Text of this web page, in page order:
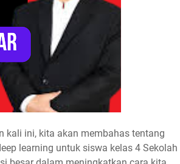
kali ini, kita akan membahas tentang
learning untuk siswa kelas 4 Sekolah